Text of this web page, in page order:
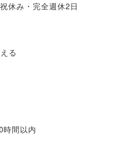
休み・完全週休2日
る
時間以内